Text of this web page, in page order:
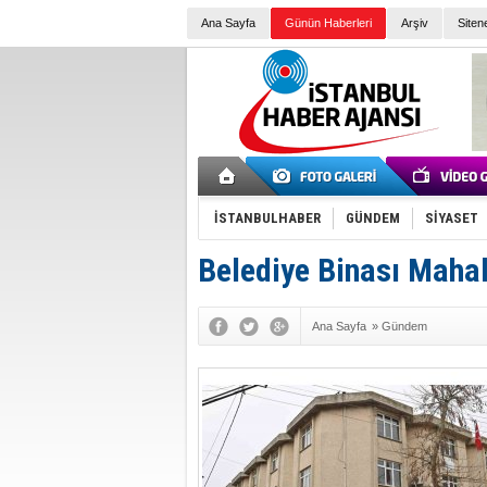
Ana Sayfa Günün Haberleri Arşiv
İSTANBULHABER GÜNDEM SİYASET
Belediye Binası
Ana Sayfa » Gündem